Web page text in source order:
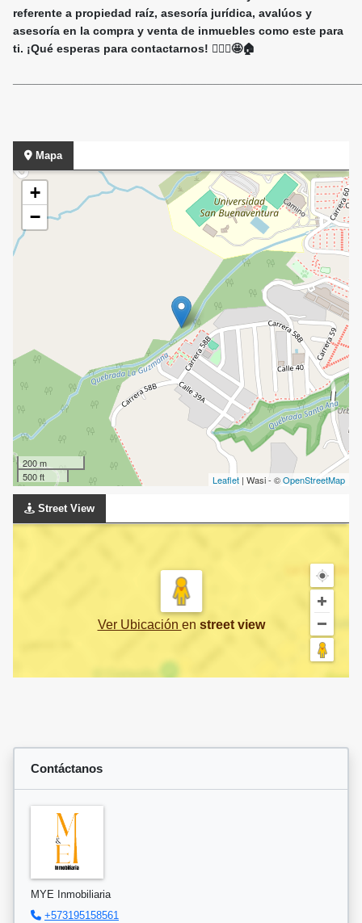
referente a propiedad raíz, asesoría jurídica, avalúos y
asesoría en la compra y venta de inmuebles como este para
ti. ¡Qué esperas para contactarnos! 🙋🏻‍♀️🤩🏠
Mapa
+
−
200 m
500 ft
Leaflet | Wasi - ©OpenStreetMap
Street View
Ver Ubicación en street view
Contáctanos
MYE Inmobiliaria
+573195158561